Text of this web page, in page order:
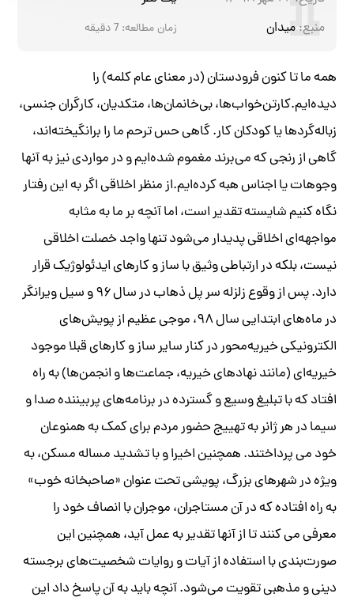
منبع: میدان زمان مطالعه: 7دقیقه
همه ما تا کنون فرودستان (در معنای عام کلمه) را
دیده‌ایم.کارتن‌خواب‌ها، بی‌خانمان‌ها، متکدیان، کارگران جنسی،
زباله‌گردها یا کودکان کار. گاهی حس ترحم ما را برانگیخته‌اند،
گاهی از رنجی که می‌برند مغموم شده‌ایم و در مواردی نیز به آنها
وجوهات یا اجناس هبه کرده‌ایم.از منظر اخلاقی اگر به این رفتار
نگاه کنیم شایسته تقدیر است، اما آنچه بر ما به مثابه
مواجهه‌ایاخلاقی پدیدار می‌شود تنها واجد خصلت اخلاقی
نیست، بلکه در ارتباطی وثیق با ساز و کارهای ایدئولوژیک قرار
دارد. پس از وقوع زلزله سر پل ذهاب در سال ۹۶ و سیل ویرانگر
در ماه‌های ابتدایی سال ۹۸، موجی عظیم از پویش‌های
الکترونیکی خیریه‌محور در کنار سایر ساز و کارهای قبلا موجود
خیریه‌ای (مانند نهادهای خیریه، جماعت‌ها و انجمن‌ها) به راه
افتاد که با تبلیغ وسیع و گسترده در برنامه‌های پربیننده صدا و
سیما در هر ژانر به تهییج حضور مردم برای کمک به همنوعان
خود می پرداختند. همچنین اخیرا و با تشدید مساله مسکن، به
ویژه در شهرهای بزرگ، پویشی تحت عنوان «صاحبخانه خوب»
به راه افتاده که در آن مستاجران، موجران با انصاف خود را
معرفی می کنند تا از آنها تقدیر به عمل آید، همچنین این
صورت‌بندی با استفاده از آیات و روایات شخصیت‌های برجسته
دینی و مذهبی تقویت می‌شود. آنچه باید به آن پاسخ داد این